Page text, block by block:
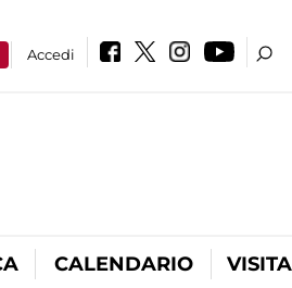
Accedi
CALENDARIO VISITA